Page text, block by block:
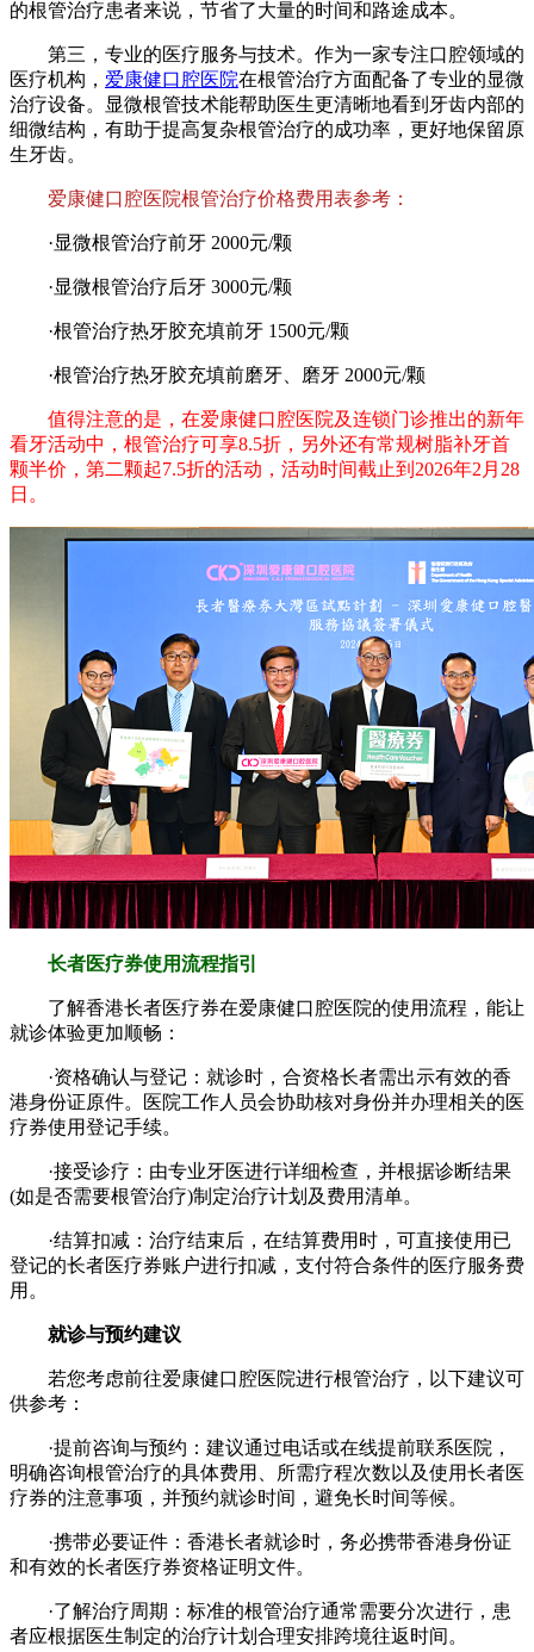
的根管治疗患者来说，节省了大量的时间和路途成本。
第三，专业的医疗服务与技术。作为一家专注口腔领域的
医疗机构， 爱康健口腔医院在根管治疗方面配备了专业的显微
治疗设备。显微根管技术能帮助医生更清晰地看到牙齿内部的
细微结构，有助于提高复杂根管治疗的成功率，更好地保留原
生牙齿。
爱康健口腔医院根管治疗价格费用表参考：
·显微根管治疗前牙 2000元/颗
·显微根管治疗后牙 3000元/颗
·根管治疗热牙胶充填前牙 1500元/颗
·根管治疗热牙胶充填前磨牙、磨牙 2000元/颗
值得注意的是，在爱康健口腔医院及连锁门诊推出的新年
看牙活动中，根管治疗可享8.5折，另外还有常规树脂补牙首
颗半价，第二颗起7.5折的活动，活动时间截止到2026年2月28
日。
长者医疗券使用流程指引
了解香港长者医疗券在爱康健口腔医院的使用流程，能让
就诊体验更加顺畅：
·资格确认与登记：就诊时，合资格长者需出示有效的香
港身份证原件。医院工作人员会协助核对身份并办理相关的医
疗券使用登记手续。
·接受诊疗：由专业牙医进行详细检查，并根据诊断结果
(如是否需要根管治疗)制定治疗计划及费用清单。
·结算扣减：治疗结束后，在结算费用时，可直接使用已
登记的长者医疗券账户进行扣减，支付符合条件的医疗服务费
用。
就诊与预约建议
若您考虑前往爱康健口腔医院进行根管治疗，以下建议可
供参考：
·提前咨询与预约：建议通过电话或在线提前联系医院，
明确咨询根管治疗的具体费用、所需疗程次数以及使用长者医
疗券的注意事项，并预约就诊时间，避免长时间等候。
·携带必要证件：香港长者就诊时，务必携带香港身份证
和有效的长者医疗券资格证明文件。
·了解治疗周期：标准的根管治疗通常需要分次进行，患
者应根据医生制定的治疗计划合理安排跨境往返时间。